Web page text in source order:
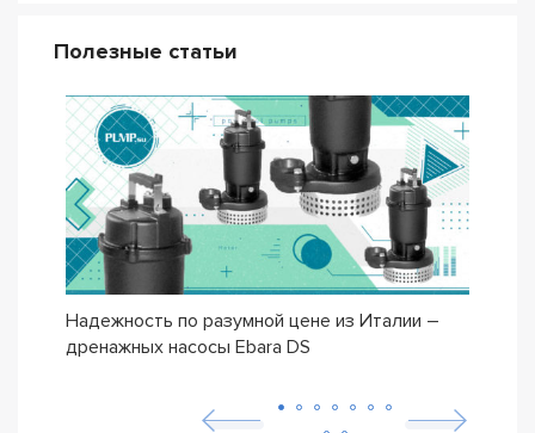
Полезные статьи
Надежность по разумной цене из Италии –
дренажных насосы Ebara DS